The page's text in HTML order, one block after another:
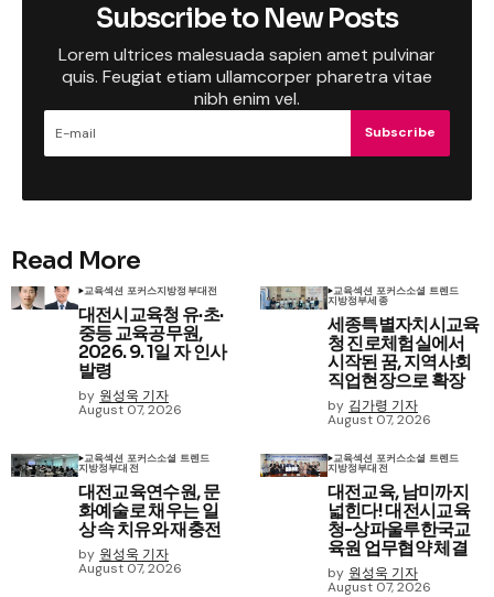
Subscribe to New Posts
Lorem ultrices malesuada sapien amet pulvinar
quis. Feugiat etiam ullamcorper pharetra vitae
nibh enim vel.
Subscribe
Read More
교육섹션 포커스지방정부대전
대전시교육청 유·초·
중등 교육공무원,
2026. 9. 1일 자 인사
발령
by 원성욱 기자
August 07, 2026
교육섹션 포커스소셜 트렌드
지방정부세종
세종특별자치시교육
청 진로체험실에서
시작된 꿈, 지역사회
직업현장으로 확장
by 김가령 기자
August 07, 2026
교육섹션 포커스소셜 트렌드
지방정부대전
대전교육연수원, 문
화예술로 채우는 일
상 속 치유와 재충전
by 원성욱 기자
August 07, 2026
교육섹션 포커스소셜 트렌드
지방정부대전
대전교육, 남미까지
넓힌다! 대전시교육
청-상파울루한국교
육원 업무협약 체결
by 원성욱 기자
August 07, 2026